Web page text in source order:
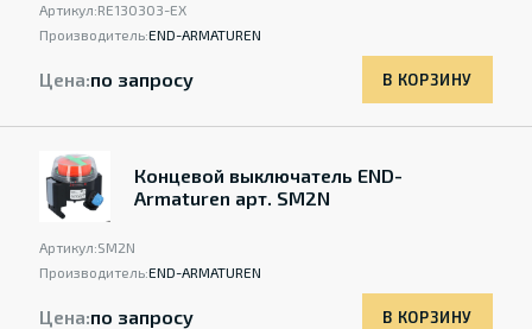
Артикул:RE130303-EX
Производитель:END-ARMATUREN
Цена:по запросу В КОРЗИНУ
Концевой выключатель END-
Armaturen арт. SM2N
Артикул:SM2N
Производитель:END-ARMATUREN
Цена:по запросу В КОРЗИНУ